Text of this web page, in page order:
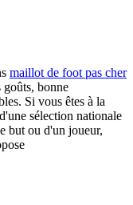
maillot de foot pas cher
bonne
Si vous êtes à la
sélection nationale
but ou d'un joueur,